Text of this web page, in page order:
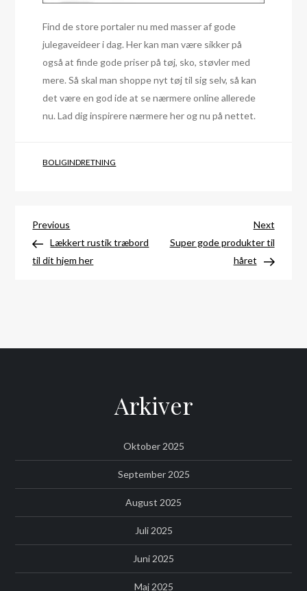
Find de store portaler nu med masser af gode
julegaveideer i dag. Her kan man være sikker på
også at finde gode priser på tøj, sko, støvler med
mere. Så skal man shoppe nyt tøj til sig selv, så kan
det være en god ide at se nærmere online allerede
nu. Lad dig inspirere nærmere her og nu på nettet.
BOLIGINDRETNING
Indlægsnavigation
Previous
Post
Previous
Lækkert rustik træbord
til dit hjem her
Next
Post
Next
Super gode produkter til
håret
Arkiver
Oktober 2025
September 2025
August 2025
Juli 2025
Juni 2025
Maj 2025